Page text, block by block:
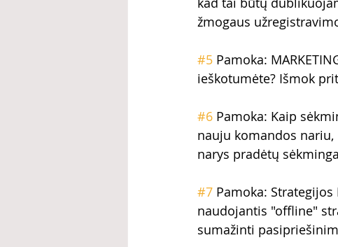
žmogaus
#5 Pamoka:
ieškotumėte? Išmok
#6 Pamoka: Kaip
nauju komandos nariu,
narys pradėtų
#7 Pamoka:
naudojantis "offline"
sumažinti